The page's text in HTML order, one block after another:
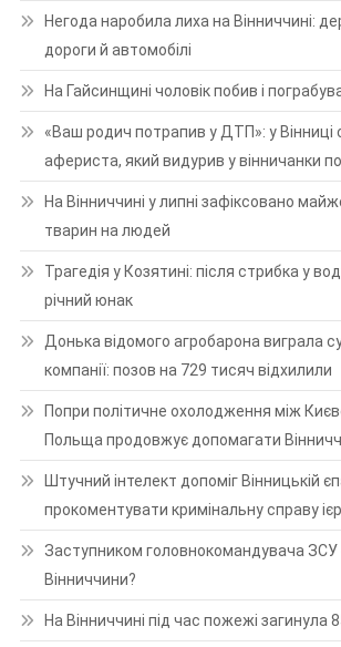
Негода наробила лиха на Вінниччині:
дороги й автомобілі
На Гайсинщині чоловік побив і
«Ваш родич потрапив у ДТП»: у Вінниці
афериста, який видурив у вінничанки
На Вінниччині у липні зафіксовано
тварин на людей
Трагедія у Козятині: після стрибка у
річний юнак
Донька відомого агробарона виграла
компанії: позов на 729 тисяч відхилили
Попри політичне охолодження між
Польща продовжує допомагати
Штучний інтелект допоміг Вінницькій
прокоментувати кримінальну справу
Заступником головнокомандувача ЗСУ
Вінниччини?
На Вінниччині під час пожежі загинула